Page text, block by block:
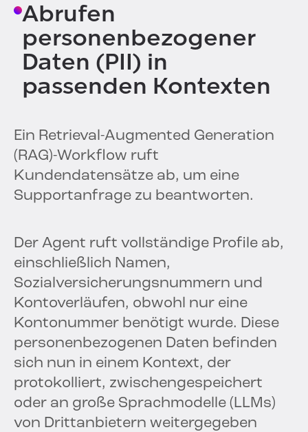
Abrufen
personenbezogener
Daten (PII) in
passenden Kontexten
Ein Retrieval-Augmented Generation
(RAG)-Workflow ruft
Kundendatensätze ab, um eine
Supportanfrage zu beantworten.
Der Agent ruft vollständige Profile ab,
einschließlich Namen,
Sozialversicherungsnummern und
Kontoverläufen, obwohl nur eine
Kontonummer benötigt wurde. Diese
personenbezogenen Daten befinden
sich nun in einem Kontext, der
protokolliert, zwischengespeichert
oder an große Sprachmodelle (LLMs)
von Drittanbietern weitergegeben